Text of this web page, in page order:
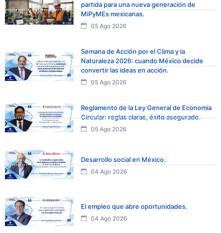
partida para una nueva generación de
MiPyMEs mexicanas.
05 Ago 2026
Semana de Acción por el Clima y la
Naturaleza 2026: cuando México decide
convertir las ideas en acción.
05 Ago 2026
Reglamento de la Ley General de Economía
Circular: reglas claras, éxito asegurado.
05 Ago 2026
Desarrollo social en México.
04 Ago 2026
El empleo que abre oportunidades.
04 Ago 2026